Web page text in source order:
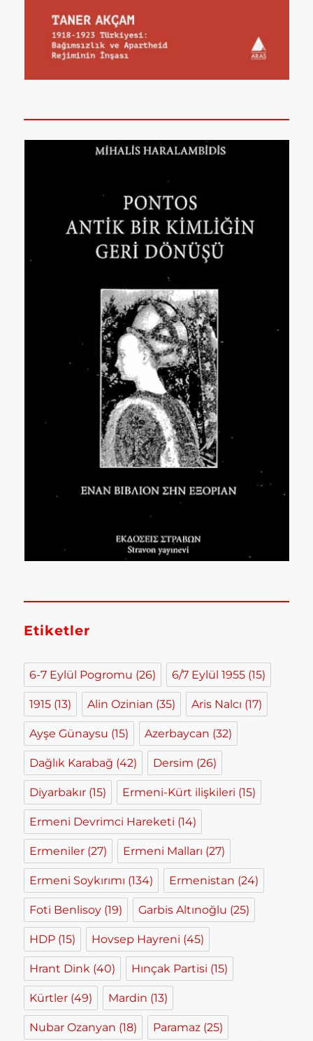
Etiketler
6-7 Eylül Pogromu (26) 6/7 Eylül 1955 (15)
1915 (13) Alin Ozinian (35) Aris Nalcı (17)
Ayşe Günaysu (15) Azerbaycan (32)
Dağlık Karabağ (42) Dersim (26)
Diyarbakır (15) Ermeni-Kürt ilişkileri (15)
Ermeni Devrimci Hareketi (14)
Ermeniler (27) Ermeni Malları (27)
Ermeni Soykırımı (134) Ermenistan (24)
Foti Benlisoy (19) Garbis Altınoğlu (25)
HDP (15) Hovsep Hayreni (45)
Hrant Dink (40) Hınçak Partisi (15)
Kürtler (49) Mardin (13)
Nubar Ozanyan (18) Paramaz (25)